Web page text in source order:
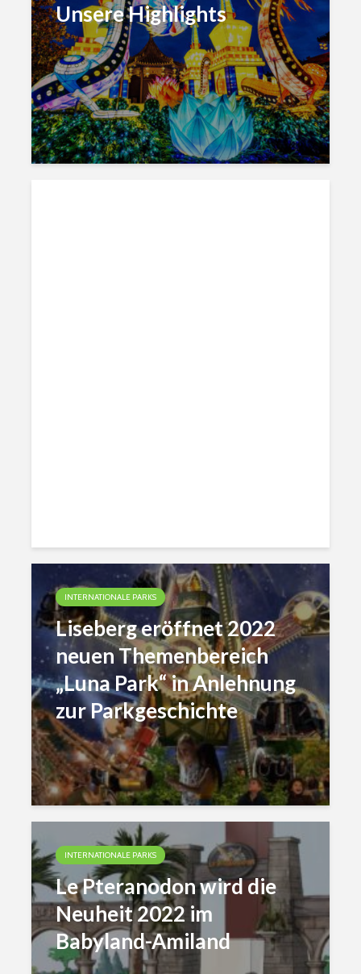
Unsere Highlights
INTERNATIONALE PARKS
Liseberg eröffnet 2022
neuen Themenbereich
„Luna Park“ in Anlehnung
zur Parkgeschichte
INTERNATIONALE PARKS
Le Pteranodon wird die
Neuheit 2022 im
Babyland-Amiland